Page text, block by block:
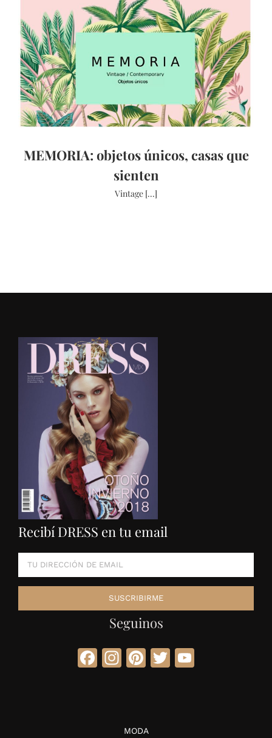
MEMORIA: objetos únicos, casas que
sienten
Vintage [...]
Recibí DRESS en tu email
Seguinos
Facebook
Instagram
Pinterest
Twitter
MODA